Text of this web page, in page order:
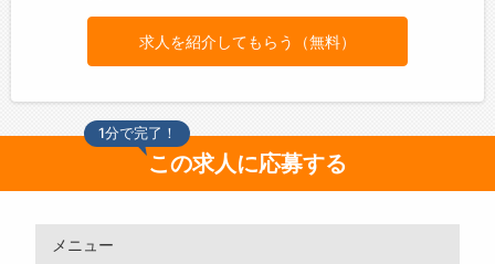
求人を紹介してもらう（無料）
1分で完了！
この求人に応募する
メニュー